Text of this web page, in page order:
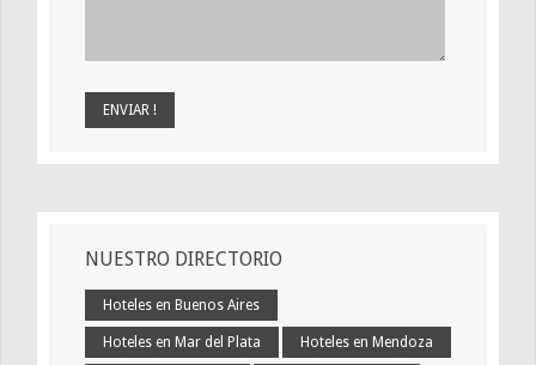
NUESTRO DIRECTORIO
Hoteles en Buenos Aires
Hoteles en Mar del Plata Hoteles en Mendoza